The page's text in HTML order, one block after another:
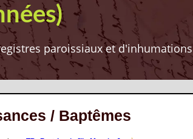
paroissiaux et d'inhumations
/ Baptêmes